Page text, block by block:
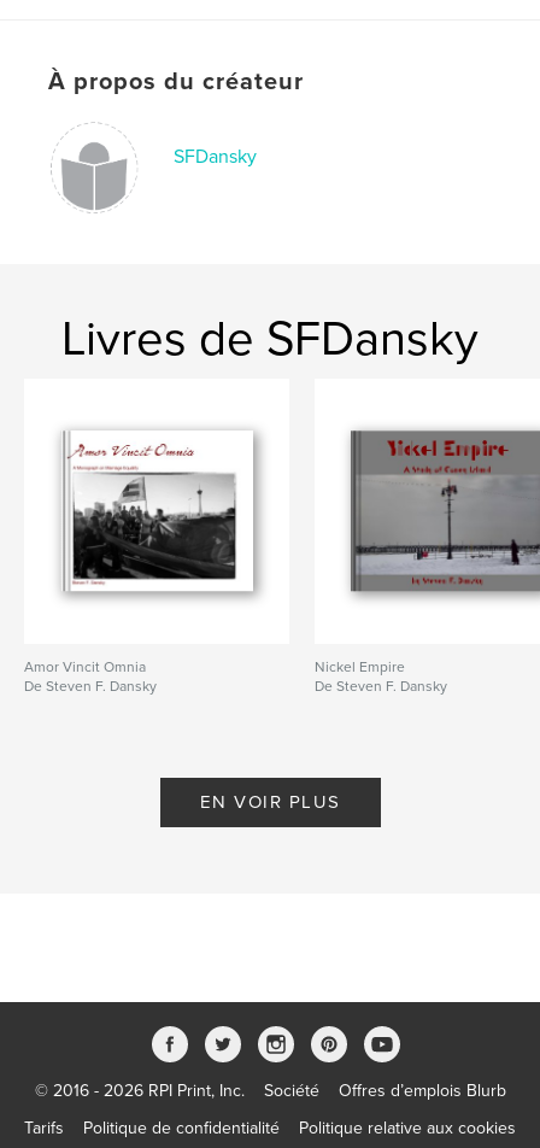
À propos du créateur
SFDansky
Livres de SFDansky
Amor Vincit Omnia
De Steven F. Dansky
Nickel Empire
De Steven F. Dansky
EN VOIR PLUS
© 2016 - 2026 RPI Print, Inc. Société
Offres d’emplois Blurb
Tarifs
Politique de confidentialité
Politique relative aux cookies